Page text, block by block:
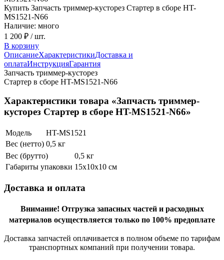
Купить Запчасть триммер-кусторез Стартер в сборе HT-
MS1521-N66
Наличие: много
1 200 ₽ / шт.
В корзину
ОписаниеХарактеристикиДоставка и
оплатаИнструкцияГарантия
Запчасть триммер-кусторез
Стартер в сборе HT-MS1521-N66
Характеристики товара «Запчасть триммер-
кусторез Стартер в сборе HT-MS1521-N66»
Модель
HT-MS1521
Вес (нетто) 0,5 кг
Вес (брутто)
0,5 кг
Габариты упаковки 15х10х10 см
Доставка и оплата
Внимание! Отгрузка запасных частей и расходных
материалов осуществляется только по 100% предоплате
Доставка запчастей оплачивается в полном объеме по тарифам
транспортных компаний при получении товара.